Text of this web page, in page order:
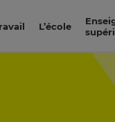
L’école